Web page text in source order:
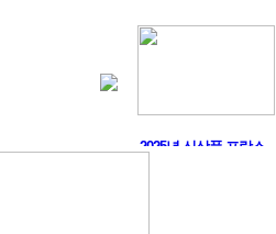
Fire & Ice 아이슬란드 ..